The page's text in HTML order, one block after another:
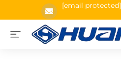
[email protected]